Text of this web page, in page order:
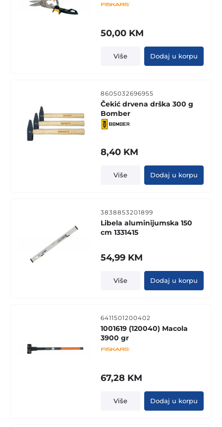
50,00 KM
Više Dodaj u korpu
8605032696955
Čekić drvena drška 300 g
Bomber
8,40 KM
Više Dodaj u korpu
3838853201899
Libela aluminijumska 150
cm 1331415
54,99 KM
Više Dodaj u korpu
6411501200402
1001619 (120040) Macola
3900 gr
67,28 KM
Više Dodaj u korpu